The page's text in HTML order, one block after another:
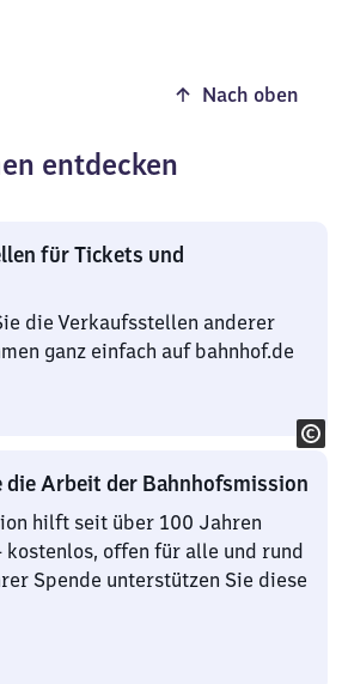
Nach oben
entdecken
für Tickets und
die Verkaufsstellen anderer
ganz einfach auf bahnhof.de
Arbeit der Bahnhofsmission
hilft seit über 100 Jahren
kostenlos, offen für alle und rund
Spende unterstützen Sie diese